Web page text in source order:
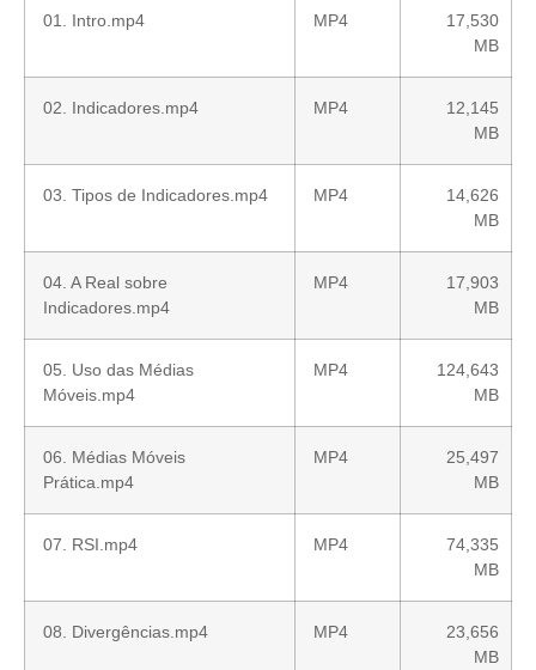
01. Intro.mp4 MP4
17,530
MB
02. Indicadores.mp4 MP4
12,145
MB
03. Tipos de Indicadores.mp4 MP4
14,626
MB
04. A Real sobre
Indicadores.mp4
MP4
17,903
MB
05. Uso das Médias
Móveis.mp4
MP4
124,643
MB
06. Médias Móveis
Prática.mp4
MP4
25,497
MB
07. RSI.mp4 MP4
74,335
MB
08. Divergências.mp4 MP4
23,656
MB